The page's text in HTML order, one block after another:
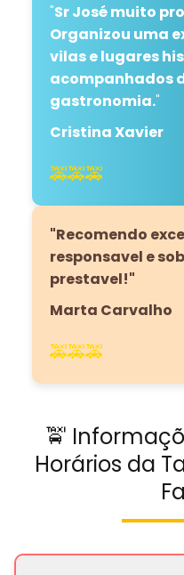
"Sr José muito
Organizou uma
vilas e lugares
acompanhados
gastronomia."
Cristina Xavier
🚕🚕🚕
"Recomendo
responsavel e
prestavel!"
Marta Carvalho
🚕🚕🚕
🚖
Horários da